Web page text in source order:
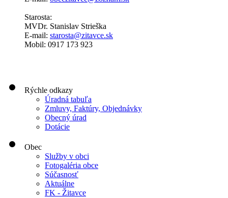
Starosta:
MVDr. Stanislav Strieška
E-mail: starosta@zitavce.sk
Mobil: 0917 173 923
Rýchle odkazy
Úradná tabuľa
Zmluvy, Faktúry, Objednávky
Obecný úrad
Dotácie
Obec
Služby v obci
Fotogaléria obce
Súčasnosť
Aktuálne
FK - Žitavce